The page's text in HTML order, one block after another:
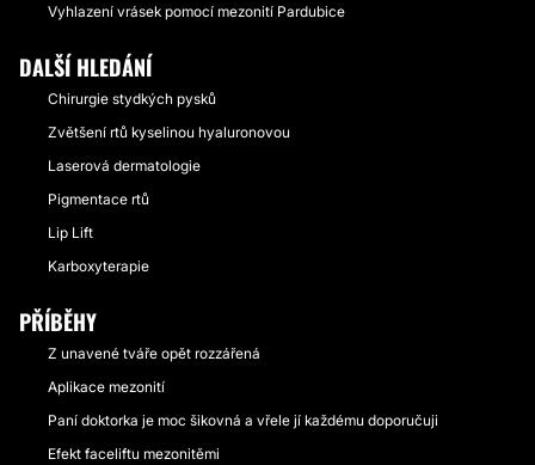
Vyhlazení vrásek pomocí mezonití Pardubice
DALŠÍ HLEDÁNÍ
Chirurgie stydkých pysků
Zvětšení rtů kyselinou hyaluronovou
Laserová dermatologie
Pigmentace rtů
Lip Lift
Karboxyterapie
PŘÍBĚHY
Z unavené tváře opět rozzářená
Aplikace mezonití
Paní doktorka je moc šikovná a vřele jí každému doporučuji
Efekt faceliftu mezonitěmi